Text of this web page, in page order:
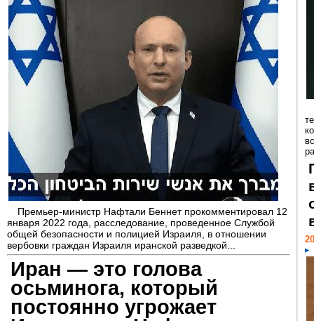
Премьер-министр Нафтали Беннет прокомментировал 12
января 2022 года, расследование, проведенное Службой
общей безопасности и полицией Израиля, в отношении
вербовки граждан Израиля иранской разведкой...
Иран — это голова
осьминога, который
постоянно угрожает